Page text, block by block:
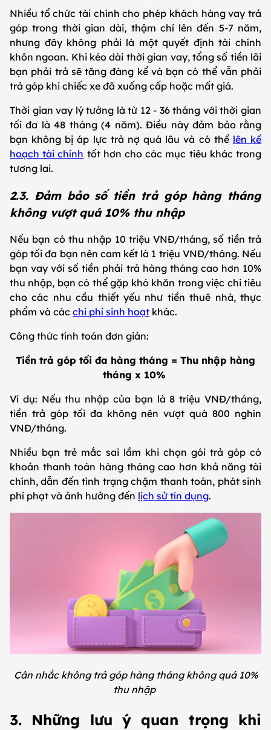
Nhiều tổ chức tài chính cho phép khách hàng vay trả
góp trong thời gian dài, thậm chí lên đến 5-7 năm,
nhưng đây không phải là một quyết định tài chính
khôn ngoan. Khi kéo dài thời gian vay, tổng số tiền lãi
bạn phải trả sẽ tăng đáng kể và bạn có thể vẫn phải
trả góp khi chiếc xe đã xuống cấp hoặc mất giá.
Thời gian vay lý tưởng là từ 12 - 36 tháng với thời gian
tối đa là 48 tháng (4 năm). Điều này đảm bảo rằng
bạn không bị áp lực trả nợ quá lâu và có thể lên kế
hoạch tài chính tốt hơn cho các mục tiêu khác trong
tương lai.
2.3. Đảm bảo số tiền trả góp hàng tháng
không vượt quá 10% thu nhập
Nếu bạn có thu nhập 10 triệu VNĐ/tháng, số tiền trả
góp tối đa bạn nên cam kết là 1 triệu VNĐ/tháng. Nếu
bạn vay với số tiền phải trả hàng tháng cao hơn 10%
thu nhập, bạn có thể gặp khó khăn trong việc chi tiêu
cho các nhu cầu thiết yếu như tiền thuê nhà, thực
phẩm và các chi phí sinh hoạt khác.
Công thức tính toán đơn giản:
Tiền trả góp tối đa hàng tháng = Thu nhập hàng
tháng x 10%
Ví dụ: Nếu thu nhập của bạn là 8 triệu VNĐ/tháng,
tiền trả góp tối đa không nên vượt quá 800 nghìn
VNĐ/tháng.
Nhiều bạn trẻ mắc sai lầm khi chọn gói trả góp có
khoản thanh toán hàng tháng cao hơn khả năng tài
chính, dẫn đến tình trạng chậm thanh toán, phát sinh
phí phạt và ảnh hưởng đến lịch sử tín dụng.
Cân nhắc không trả góp hàng tháng không quá 10%
thu nhập
3. Những lưu ý quan trọng khi